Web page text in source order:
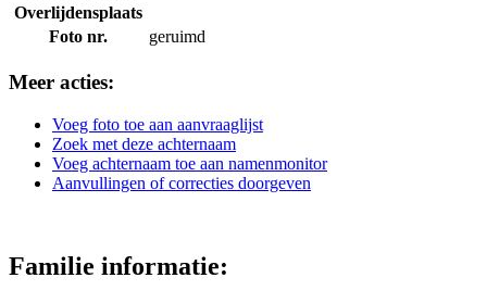
Overlijdensplaats
Foto nr.
geruimd
Meer acties:
Voeg foto toe aan aanvraaglijst
Zoek met deze achternaam
Voeg achternaam toe aan namenmonitor
Aanvullingen of correcties doorgeven
Familie informatie: